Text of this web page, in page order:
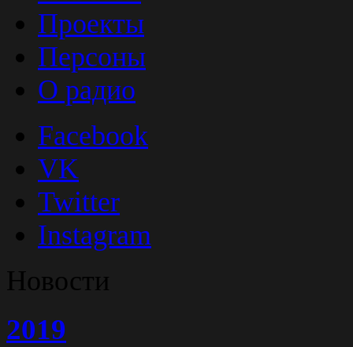
Проекты
Персоны
О радио
Facebook
VK
Twitter
Instagram
Новости
2019